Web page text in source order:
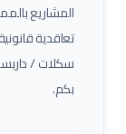
المشاريع
تعاقدية
سكلات /
بكم.